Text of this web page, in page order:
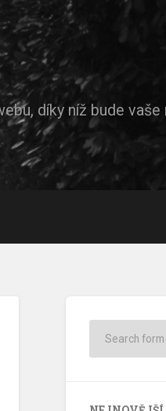
díky níž bude